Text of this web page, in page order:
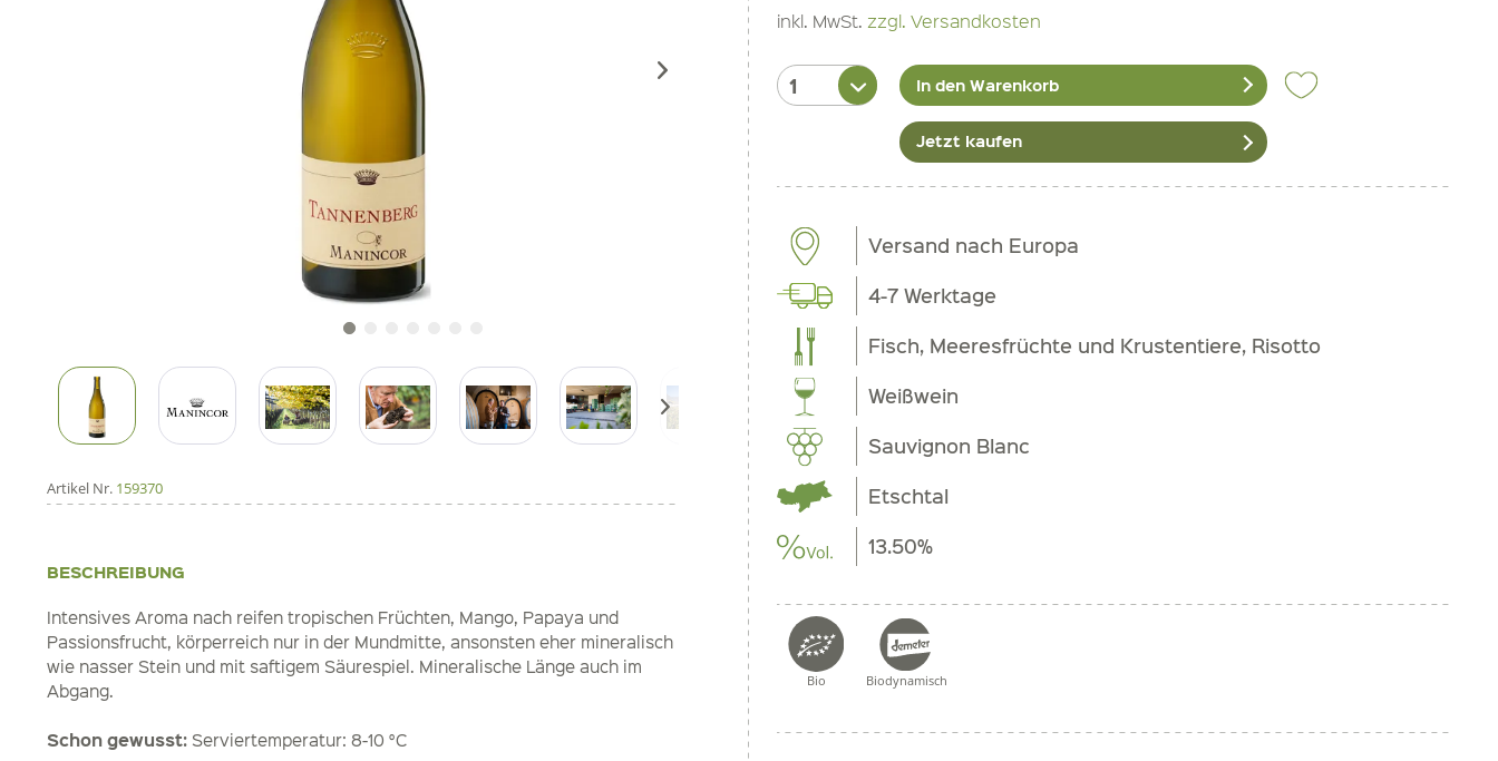
Artikel Nr. 159370
BESCHREIBUNG
Intensives Aroma nach reifen tropischen Früchten, Mango, Papaya und
Passionsfrucht, körperreich nur in der Mundmitte, ansonsten eher mineralisch
wie nasser Stein und mit saftigem Säurespiel. Mineralische Länge auch im
Abgang.
Schon gewusst: Serviertemperatur: 8-10 °C
inkl. MwSt. zzgl. Versandkosten
In den Warenkorb
Jetzt kaufen
Versand nach Europa
4-7 Werktage
Fisch, Meeresfrüchte und Krustentiere, Risotto
Weißwein
Sauvignon Blanc
Etschtal
13.50%
Bio Biodynamisch